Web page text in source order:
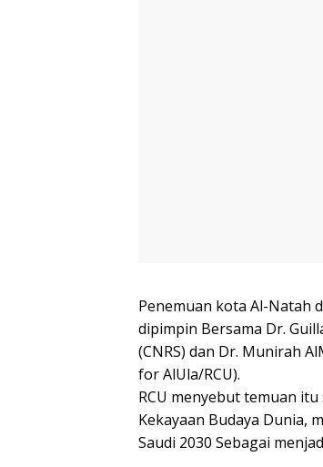
Penemuan kota Al-Natah
dipimpin Bersama Dr.
(CNRS) dan Dr. Munirah
for AlUla/RCU).
RCU menyebut temuan
Kekayaan Budaya Dunia,
Saudi 2030 Sebagai